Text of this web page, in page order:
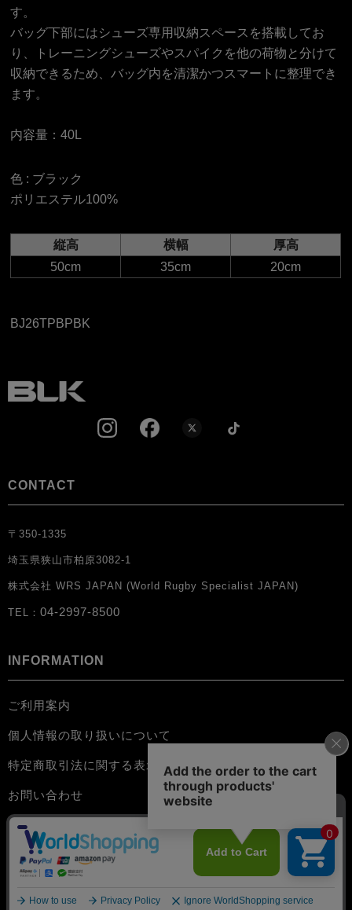
す。
バッグ下部にはシューズ専用収納スペースを搭載してお
り、トレーニングシューズやスパイクを他の荷物と分けて
収納できるため、バッグ内を清潔かつスマートに整理でき
ます。
内容量：40L
色 : ブラック
ポリエステル100%
縦高 横幅
厚高
50cm
35cm 20cm
BJ26TPBPBK
CONTACT
〒350-1335
埼玉県狭山市柏原3082-1
株式会社 WRS JAPAN (World Rugby Specialist JAPAN)
TEL： 04-2997-8500
INFORMATION
ご利用案内
個人情報の取り扱いについて
特定商取引法に関する表示
お問い合わせ
会員規約
©️BLK